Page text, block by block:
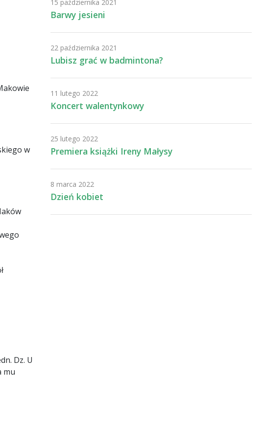
w
Dz. U
mu
15 października 2021
Barwy jesieni
22 października 2021
Lubisz grać w badmintona?
11 lutego 2022
Koncert walentynkowy
25 lutego 2022
Premiera książki Ireny Małysy
8 marca 2022
Dzień kobiet